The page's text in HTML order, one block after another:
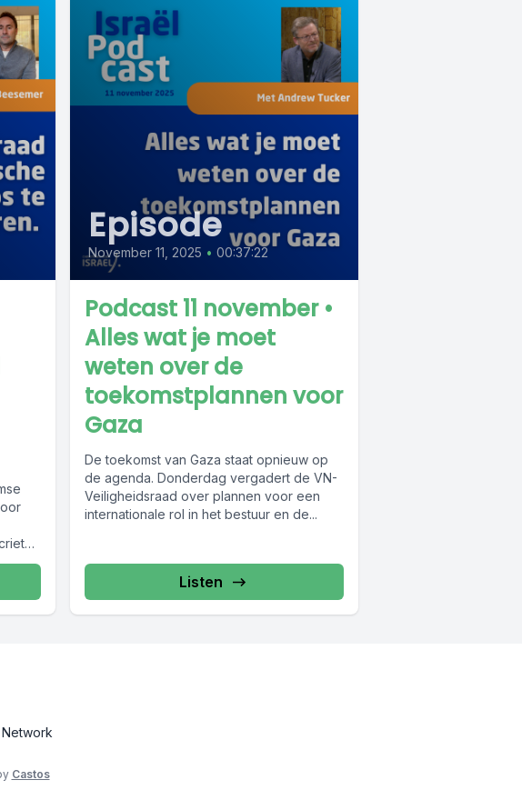
Episode
November 11, 2025 • 00:37:22
Podcast 11 november •
Alles wat je moet
weten over de
toekomstplannen voor
Gaza
De toekomst van Gaza staat opnieuw op
de agenda. Donderdag vergadert de VN-
Veiligheidsraad over plannen voor een
internationale rol in het bestuur en de...
Listen
Network
Castos